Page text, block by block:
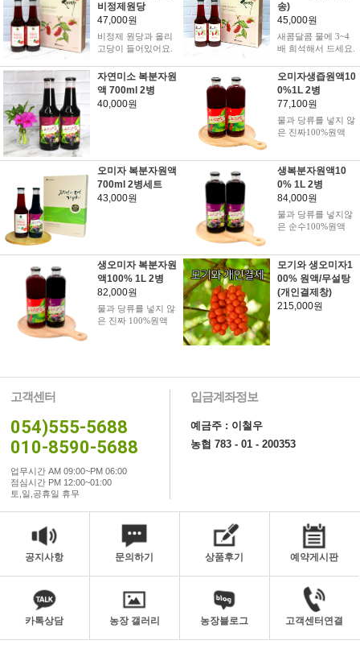
비정제원당
47,000원
비정제 원당과 올리
고당이 들어있어요.
송)
45,000원
새콤달콤 물에 3~4
배 희석해서 드세요.
자연미소 복분자원
액 700ml 2병
40,000원
오미자생즙원액10
0%1L 2병
77,100원
물과 당류를 넣지 않
은 진짜100%원액
오미자 복분자원액
700ml 2병세트
43,000원
생복분자원액10
0% 1L 2병
84,000원
물과 당류를 넣지않
은 순수100%원액
생오미자 복분자원
액100% 1L 2병
82,000원
물과 당류를 넣지 않
은 진짜 100%원액
모기와 생오미자1
00% 원액/무설탕
(개인결제창)
215,000원
고객센터
054)555-5688
010-8590-5688
업무시간 AM 09:00~PM 06:00
점심시간 PM 12:00~01:00
토,일,공휴일 휴무
입금계좌정보
예금주 : 이철우
농협 783 - 01 - 200353
공지사항 문의하기 상품후기 예약게시판
카톡상담 농장 갤러리 농장블로그 고객센터연결